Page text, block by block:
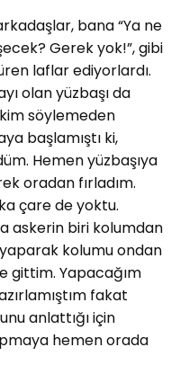
bana “Ya ne
Gerek yok!”, gibi
laflar ediyorlardı.
olan yüzbaşı da
söylemeden
başlamıştı ki,
Hemen yüzbaşıya
oradan fırladım.
çare de yoktu.
askerin biri kolumdan
kolumu ondan
gittim. Yapacağım
fakat
anlattığı için
hemen orada